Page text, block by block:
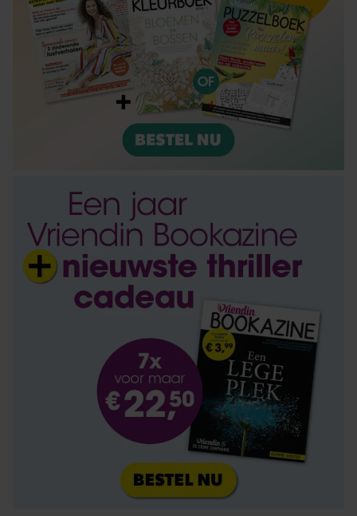
verzameld op basis van uw gebruik van hun services. U
gaat akkoord met onze cookies als u onze website blijft
gebruiken.